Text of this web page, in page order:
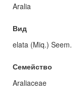
Aralia
Вид
elata (Miq.) Seem.
Семейство
Araliaceae